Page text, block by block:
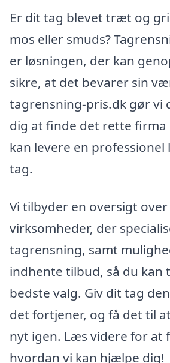
Er dit tag blevet træt og
mos eller smuds?
er løsningen, der kan
sikre, at det bevarer sin
tagrensning-pris.dk gør vi
dig at finde det rette firma
kan levere en
tag.
Vi tilbyder en oversigt over
virksomheder, der
tagrensning, samt
indhente tilbud, så du
bedste valg. Giv dit tag
det fortjener, og få det til
nyt igen. Læs videre for at
hvordan vi kan hjælpe dig!